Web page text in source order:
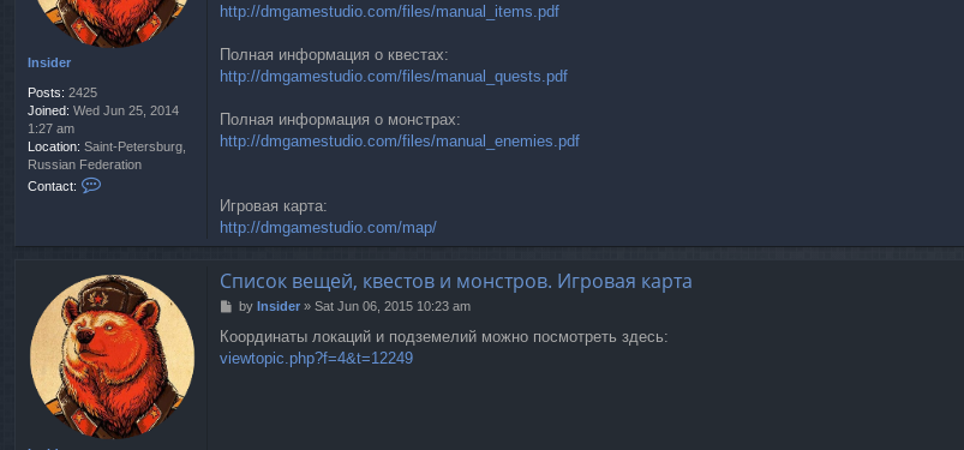
Insider
Posts: 2425
Joined: Wed Jun 25, 2014
1:27 am
Location: Saint-Petersburg,
Russian Federation
Contact:
c
t
I
n
s
i
d
e
r
http://dmgamestudio.com/files/manual_items.pdf
Полная информация о квестах:
http://dmgamestudio.com/files/manual_quests.pdf
Полная информация о монстрах:
http://dmgamestudio.com/files/manual_enemies.pdf
Игровая карта:
http://dmgamestudio.com/map/
Список вещей, квестов и монстров. Игровая карта
P
s
t
by Insider» Sat Jun 06, 2015 10:23 am
Координаты локаций и подземелий можно посмотреть здесь:
viewtopic.php?f=4&t=12249